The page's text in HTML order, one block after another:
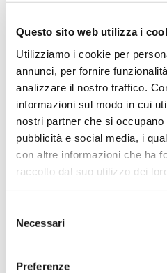
Questo sito web utilizza i
Utilizziamo i cookie per
annunci, per fornire
analizzare il nostro traffico.
informazioni sul modo in cui
nostri partner che si occupano
pubblicità e social media, i
con altre informazioni che ha
raccolto dal suo utilizzo dei
delNecessari
Preferenze
Condividi:
Facebook
TwitterWhatsApp
Telegram